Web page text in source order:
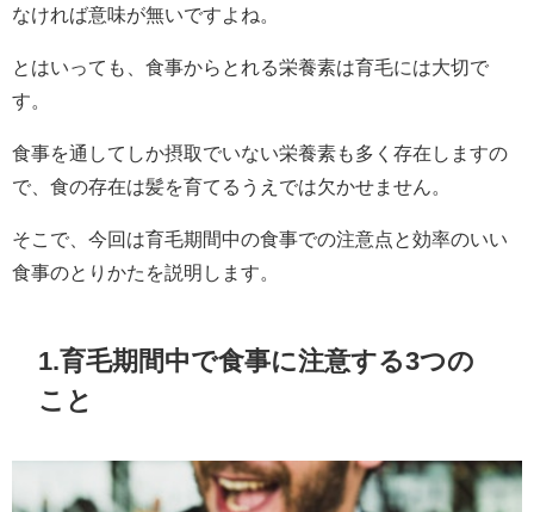
なければ意味が無いですよね。
とはいっても、食事からとれる栄養素は育毛には大切で
す。
食事を通してしか摂取でいない栄養素も多く存在しますの
で、食の存在は髪を育てるうえでは欠かせません。
そこで、今回は育毛期間中の食事での注意点と効率のいい
食事のとりかたを説明します。
1.育毛期間中で食事に注意する3つの
こと